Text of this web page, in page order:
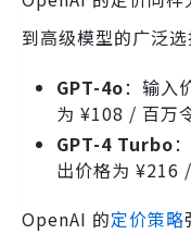
到高级模型的广泛
GPT-4o：输入
为 ¥108 / 百万
GPT-4 Turbo
出价格为 ¥216 /
OpenAI 的定价策略